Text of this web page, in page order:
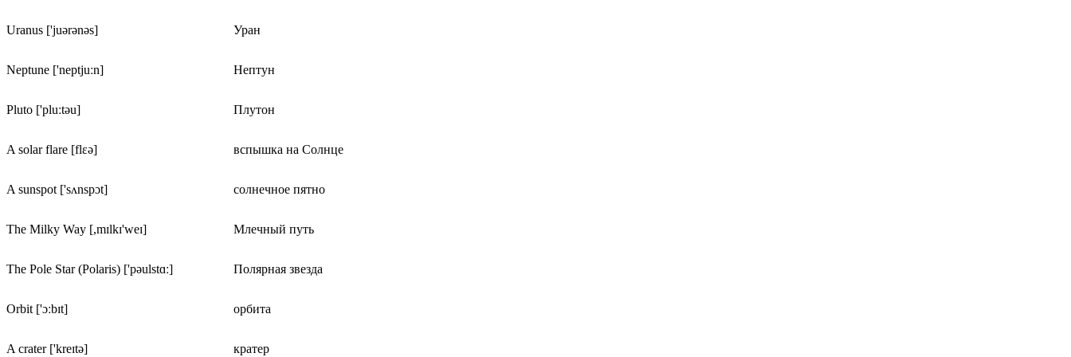
Uranus ['juərənəs] Уран
Neptune ['neptjuːn] Нептун
Pluto ['pluːtəu] Плутон
A solar flare [flɛə] вспышка на Солнце
A sunspot ['sʌnspɔt] солнечное пятно
The Milky Way [,mɪlkɪ'weɪ] Млечный путь
The Pole Star (Polaris) ['pəulstɑː] Полярная звезда
Orbit ['ɔːbɪt] орбита
A crater ['kreɪtə] кратер